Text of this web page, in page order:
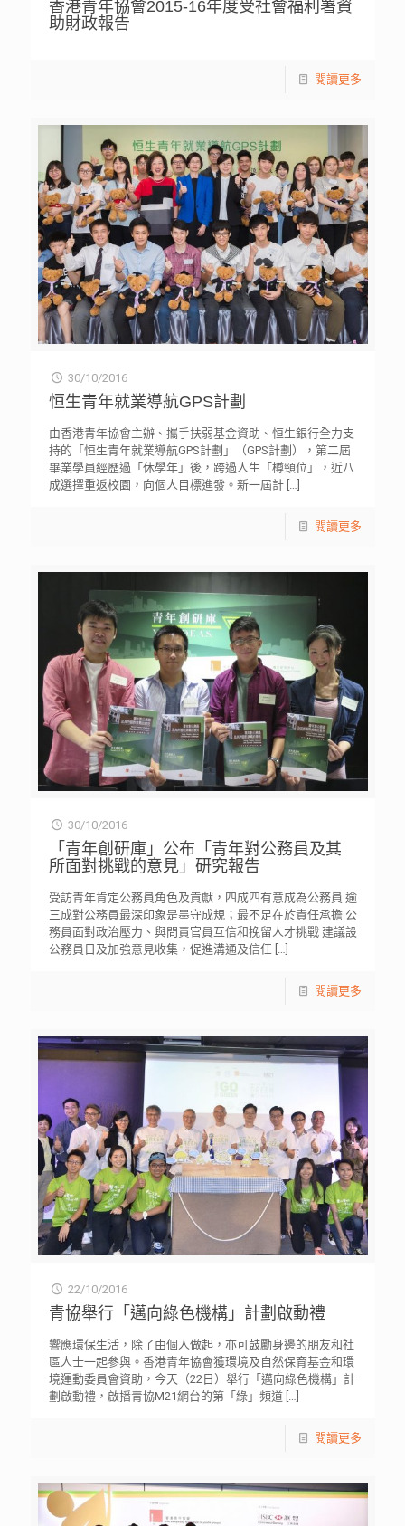
香港青年協會2015-16年度受社會福利署資
助財政報告
閱讀更多
30/10/2016
恒生青年就業導航GPS計劃
由香港青年協會主辦、攜手扶弱基金資助、恒生銀行全力支
持的「恒生青年就業導航GPS計劃」（GPS計劃），第二屆
畢業學員經歷過「休學年」後，跨過人生「樽頸位」，近八
成選擇重返校園，向個人目標進發。新一屆計[…]
閱讀更多
30/10/2016
「青年創研庫」公布「青年對公務員及其
所面對挑戰的意見」研究報告
受訪青年肯定公務員角色及貢獻，四成四有意成為公務員 逾
三成對公務員最深印象是墨守成規；最不足在於責任承擔 公
務員面對政治壓力、與問責官員互信和挽留人才挑戰 建議設
公務員日及加強意見收集，促進溝通及信任[…]
閱讀更多
22/10/2016
青協舉行「邁向綠色機構」計劃啟動禮
響應環保生活，除了由個人做起，亦可鼓勵身邊的朋友和社
區人士一起參與。香港青年協會獲環境及自然保育基金和環
境運動委員會資助，今天（22日）舉行「邁向綠色機構」計
劃啟動禮，啟播青協M21網台的第「綠」頻道[…]
閱讀更多